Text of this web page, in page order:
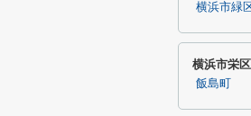
横浜市緑
横浜市栄
飯島町